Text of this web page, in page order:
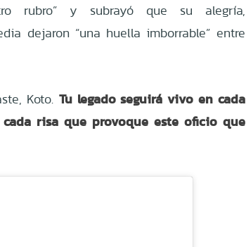
rubro” y subrayó que su alegría,
dejaron “una huella imborrable” entre
Koto. Tu legado seguirá vivo en cada
risa que provoque este oficio que